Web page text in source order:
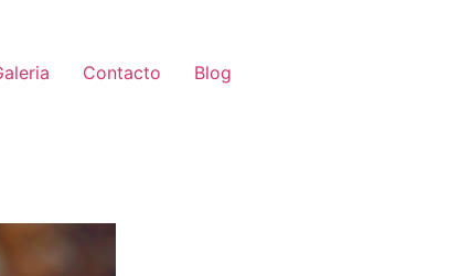
Contacto Blog